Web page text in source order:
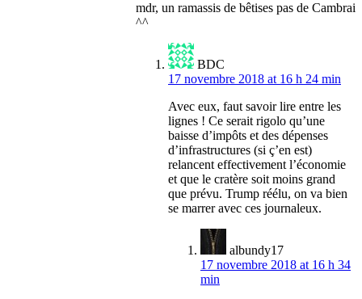
mdr, un ramassis de bêtises pas de Cambrai
^^
BDC
17 novembre 2018 at 16 h 24 min
Avec eux, faut savoir lire entre les
lignes ! Ce serait rigolo qu’une
baisse d’impôts et des dépenses
d’infrastructures (si ç’en est)
relancent effectivement l’économie
et que le cratère soit moins grand
que prévu. Trump réélu, on va bien
se marrer avec ces journaleux.
albundy17
17 novembre 2018 at 16 h 34
min